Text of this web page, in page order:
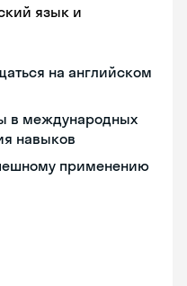
язык и
на английском
в международных
навыков
применению